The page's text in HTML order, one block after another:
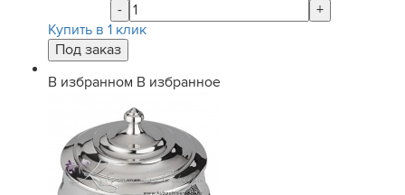
-
+
Купить в 1 клик
В избранном В избранное